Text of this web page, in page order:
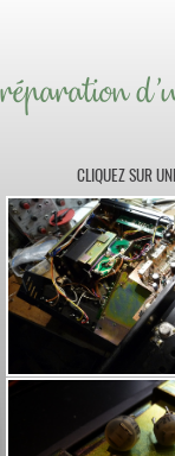
réparation
CLIQUEZ SUR